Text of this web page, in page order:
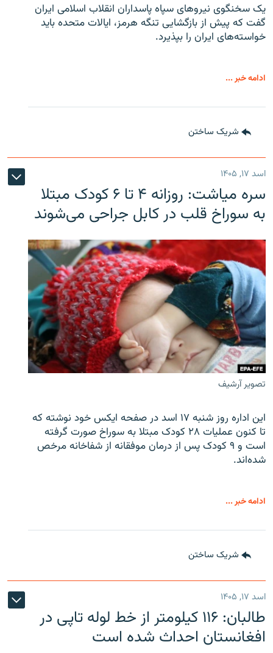
یک سخنگوی نیروهای سپاه پاسداران انقلاب اسلامی ایران
گفت که پیش از بازگشایی تنگه هرمز، ایالات متحده باید
خواسته‌های ایران را بپذیرد.
ادامه خبر ...
شریک ساختن
اسد ۱۷, ۱۴۰۵
سره‌ میاشت: روزانه ۴ تا ۶ کودک مبتلا
به سوراخ قلب در کابل جراحی می‌شوند
تصویر آرشیف
این اداره روز شنبه ۱۷ اسد در صفحه ایکس خود نوشته که
تا کنون عملیات ۲۸ کودک مبتلا به سوراخ صورت گرفته
است و ۹ کودک پس از درمان موفقانه از شفاخانه مرخص
شده‌اند.
ادامه خبر ...
شریک ساختن
اسد ۱۷, ۱۴۰۵
طالبان: ۱۱۶ کیلومتر از خط لوله تاپی در
افغانستان احداث شده است